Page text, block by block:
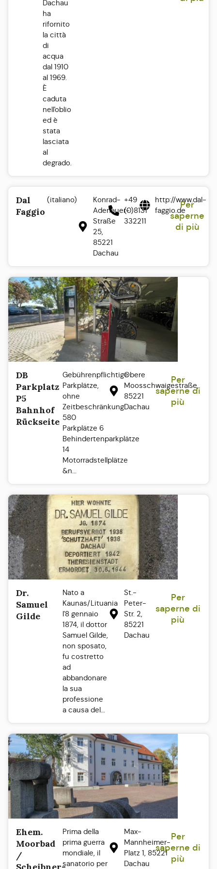
Dachau
ha
rifornito
la città
di
acqua
dal 1910
al 1969.
È
caduta
nell'oblio
ed è
stata
lasciata
al
degrado.
Dal
Faggio
(italiano)
Konrad-
Adenauer-
Straße
25,
85221
Dachau
+49
(0)8131
332211
http://www.dal-
faggio.de
Per
saperne
di più
DB
Parkplatz
P5
Bahnhof
Rückseite
Gebührenpflichtige
Parkplätze,
ohne
Zeitbeschränkung:
580
Parkplätze 6
Behindertenparkplätze
14
Motorradstellplätze
&n...
Obere
Moosschwaigestraße,
85221
Dachau
Per
saperne di
più
Dr.
Samuel
Gilde
Nato a
Kaunas/Lituania
l'8 gennaio
1874, il dottor
Samuel Gilde,
non sposato,
fu costretto
ad
abbandonare
la sua
professione
a causa del...
St.-
Peter-
Str. 2,
85221
Dachau
Per
saperne di
più
Ehem.
Moorbad
/
Prima della
prima guerra
mondiale, il
sanatorio per
Max-
Mannheimer-
Platz 1, 85221
Dachau
Per
saperne di
più